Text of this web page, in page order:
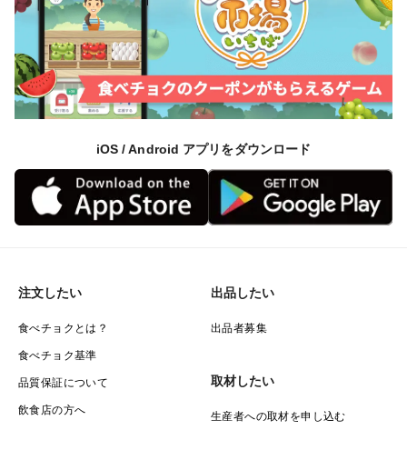
iOS / Android アプリをダウンロード
注文したい
食べチョクとは？
食べチョク基準
品質保証について
飲食店の方へ
出品したい
出品者募集
取材したい
生産者への取材を申し込む